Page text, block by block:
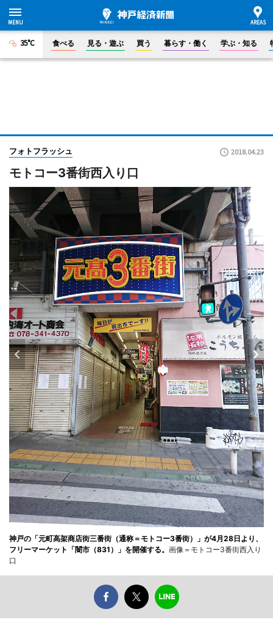
35°C 食べる 見る・遊ぶ 買う 暮らす・働く 学ぶ・知る
フォトフラッシュ 2018.04.23
モトコー3番街西入り口
神戸の「元町高架商店街三番街（通称＝モトコー3番街）」が4月28日より、
フリーマーケット「闇市（831）」を開催する。 画像＝モトコー3番街西入り
口